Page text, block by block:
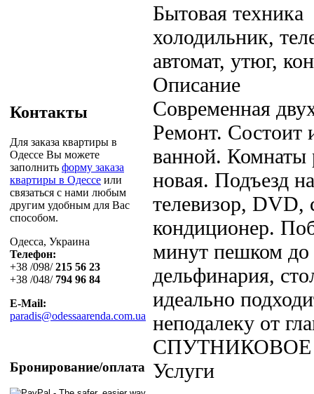
Контакты
Для заказа квартиры в
Одессе Вы можете
заполнить форму заказа
квартиры в Одессе или
связаться с нами любым
другим удобным для Вас
способом.
Одесса, Украина
Телефон:
+38 /098/215 56 23
+38 /048/ 794 96 84
E-Mail:
paradis@odessaarenda.com.ua
Бронирование/оплата
Бытовая техника
холодильник,
автомат, утюг,
Описание
Современная
Ремонт. Состоит
ванной. Комнаты
новая. Подъезд
телевизор, DVD,
кондиционер.
минут пешком до
дельфинария,
идеально
неподалеку от
СПУТНИКОВОЕ
Услуги